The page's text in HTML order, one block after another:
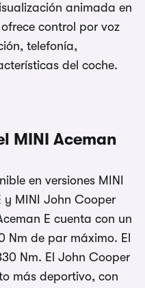
animada en
control por voz
telefonía,
del coche.
MINI Aceman
en versiones MINI
y MINI John Cooper
E cuenta con un
Nm de par máximo. El
Nm. El John Cooper
más deportivo, con